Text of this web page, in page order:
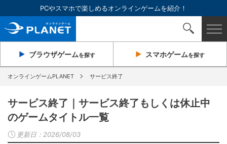
PCやスマホで楽しめるオンラインゲームを紹介！
ブラウザゲームを探す スマホゲームを探す
オンラインゲームPLANET サービス終了
サービス終了｜サービス終了もしくは休止中
のゲームタイトル一覧
更新日： 2026/08/03